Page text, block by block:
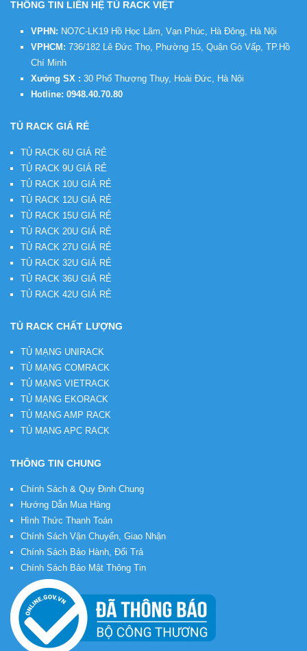
THÔNG TIN LIÊN HỆ TỦ RACK VIỆT
VPHN: NO7C-LK19 Hồ Học Lãm, Vạn Phúc, Hà Đông, Hà Nội
VPHCM: 736/182 Lê Đức Thọ, Phường 15, Quận Gò Vấp, TP.Hồ
Chí Minh
Xưởng SX : 30 Phố Thượng Thụy, Hoài Đức, Hà Nội
Hotline: 0948.40.70.80
TỦ RACK GIÁ RẺ
TỦ RACK 6U GIÁ RẺ
TỦ RACK 9U GIÁ RẺ
TỦ RACK 10U GIÁ RẺ
TỦ RACK 12U GIÁ RẺ
TỦ RACK 15U GIÁ RẺ
TỦ RACK 20U GIÁ RẺ
TỦ RACK 27U GIÁ RẺ
TỦ RACK 32U GIÁ RẺ
TỦ RACK 36U GIÁ RẺ
TỦ RACK 42U GIÁ RẺ
TỦ RACK CHẤT LƯỢNG
TỦ MẠNG UNIRACK
TỦ MẠNG COMRACK
TỦ MẠNG VIETRACK
TỦ MẠNG EKORACK
TỦ MẠNG AMP RACK
TỦ MẠNG APC RACK
THÔNG TIN CHUNG
Chính Sách & Quy Định Chung
Hướng Dẫn Mua Hàng
Hình Thức Thanh Toán
Chính Sách Vận Chuyển, Giao Nhận
Chính Sách Bảo Hành, Đổi Trả
Chính Sách Bảo Mật Thông Tin